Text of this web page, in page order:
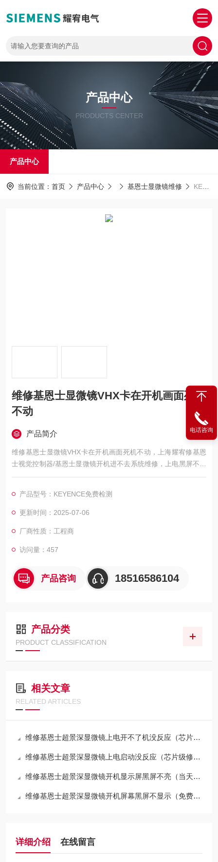
产品中心
PRODUCTS CENTER
产品中心
当前位置： 首页 产品中心 基恩士显微镜维修 KEYENCE免费检测维修基恩士显微镜VHX卡在开机画面死机不动
维修基恩士显微镜VHX卡在开机画面死机
不动
产品简介
维修基恩士显微镜VHX卡在开机画面死机不动，上海耀宥修基恩
士视觉控制器/基恩士显微镜开机进不去系统维修，上电黑屏不亮
维修故障工业设备修的好还修的快，我公司库存各系列基恩士配
好不易坏，很多修好用到报废都有。如果需要维修可以发给我公
司处理，另外公司基恩士模拟测试平台等在线测速仪都齐全，在
公司
产品型号：KEYENCE免费检测
更新时间：2025-07-06
厂商性质：工程商
访问量：457
产品咨询 18516586104
产品分类
PRODUCT CLASSIFICATION
相关文章
RELATED ARTICLES
维修基恩士超景深显微镜上电开不了机没反应（芯片级修理）
维修基恩士超景深显微镜上电启动没反应（芯片级修理）
维修基恩士超景深显微镜开机显示屏黑屏不亮（当天修好故障）
维修基恩士超景深显微镜开机屏幕黑屏不显示（免费检测）
详细介绍 在线留言
电话咨询